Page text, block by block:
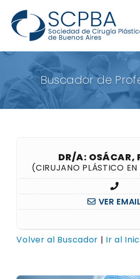
Buscador de
DR/A: OSÁCAR,
(CIRUJANO PLÁSTICO
VER EMAIL
Volver al Buscador | Ir al